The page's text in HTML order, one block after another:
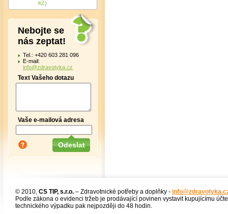
Kč)
Nebojte se
nás zeptat!
Tel.: +420 603 281 096
E-mail:
info@zdravotyka.cz
Text Vašeho dotazu
Vaše e-mailová adresa
© 2010, CS TIP, s.r.o. – Zdravotnické potřeby a doplňky -
Podle zákona o evidenci tržeb je prodávající povinen vystavit kupujícímu
technického výpadku pak nejpozději do 48 hodin.